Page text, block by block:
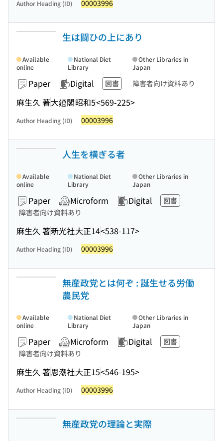
Author Heading (ID) 00003996
生は闘ひの上にあり
Paper Digital 図書 障害者向け資料あり
麻生久 著大鐙閣昭和5<569-225>
Available
online
National Diet
Library
Other Libraries in
Japan
Author Heading (ID) 00003996
人生を横ぎる者
Paper Microform Digital
図書
障害者向け資料あり
麻生久 著新光社大正14<538-117>
Available
online
National Diet
Library
Other Libraries in
Japan
Author Heading (ID) 00003996
無産政党とは何ぞ : 誕生せる労働
農民党
Paper Microform Digital
図書
障害者向け資料あり
麻生久 著思潮社大正15<546-195>
Available
online
National Diet
Library
Other Libraries in
Japan
Author Heading (ID) 00003996
無産政党の理論と実際